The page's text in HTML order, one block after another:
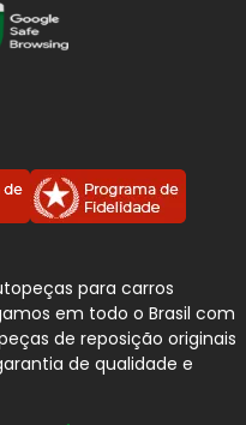
para carros
em todo o Brasil com
de reposição originais
de qualidade e